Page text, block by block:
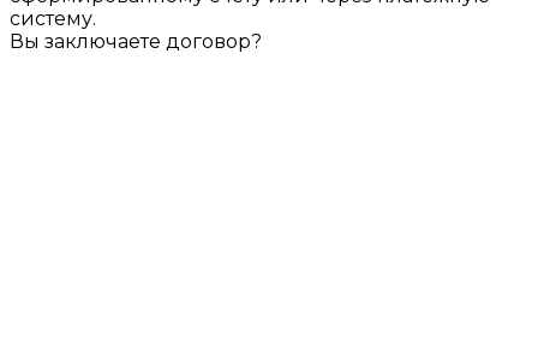
систему.
Вы заключаете договор?